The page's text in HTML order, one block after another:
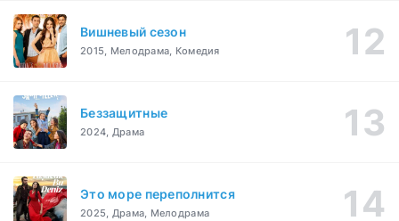
Вишневый сезон
2015, Мелодрама, Комедия
Беззащитные
2024, Драма
Это море переполнится
2025, Драма, Мелодрама